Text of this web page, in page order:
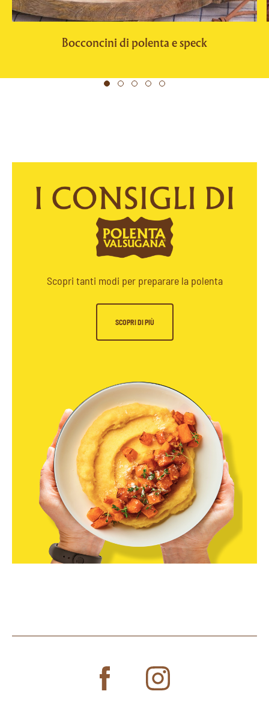
Bocconcini di polenta e speck
Scopri tanti modi per preparare la polenta
SCOPRI DI PIÙ